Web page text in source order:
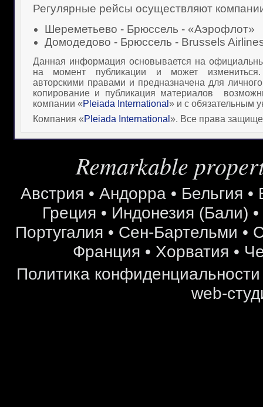
Регулярные рейсы осуществляют
Шереметьево - Брюссель - «Аэрофлот»
Домодедово - Брюссель - Brussels
Данная информация основывается на
на момент публикации и может
авторскими правами и предназначена для
копирование и публикация материалов
компании «Pleiada International » и с обязательным
Компания «Pleiada International ». Все права
Remarkable
Австрия • Андорра • Бельгия •
Греция • Индонезия (Бали) •
Португалия • Сен-Бартельми •
Франция • Хорватия •
Политика конфиденциальности
web-